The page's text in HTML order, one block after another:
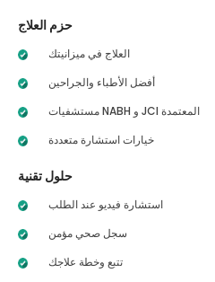
حزم العلاج
العلاج في ميزانيتك
أفضل الأطباء والجراحين
مستشفيات NABH و JCI المعتمدة
خيارات استشارة متعددة
حلول تقنية
استشارة فيديو عند الطلب
سجل صحي مؤمن
تتبع وخطة علاجك